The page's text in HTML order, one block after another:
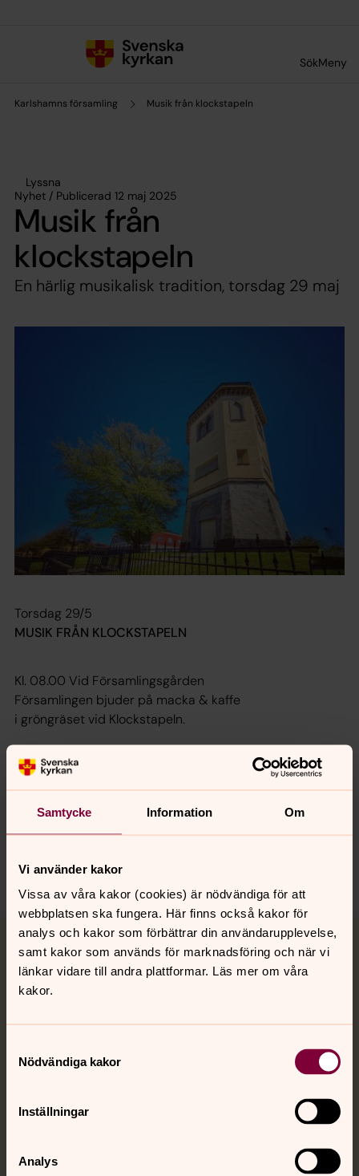
Samtycke Information Om
Vi använder kakor
Vissa av våra kakor (cookies) är nödvändiga för att
webbplatsen ska fungera. Här finns också kakor för
analys och kakor som förbättrar din användarupplevelse,
samt kakor som används för marknadsföring och när vi
länkar vidare till andra plattformar. Läs mer om våra
kakor.
Nödvändiga kakor
Inställningar
Analys
SökMeny
Karlshamns församling Musik från klockstapeln
Lyssna
Nyhet / Publicerad 12 maj 2025
Musik från
klockstapeln
En härlig musikalisk tradition, torsdag 29 maj
Torsdag 29/5
MUSIK FRÅN KLOCKSTAPELN
Kl. 08.00 Vid Församlingsgården
Församlingen bjuder på macka & kaffe
i gröngräset vid Klockstapeln.
innehåll?
Dela
Tillbaka till toppen
Tillbaka till innehållet
Kalender
Hitta snabbt